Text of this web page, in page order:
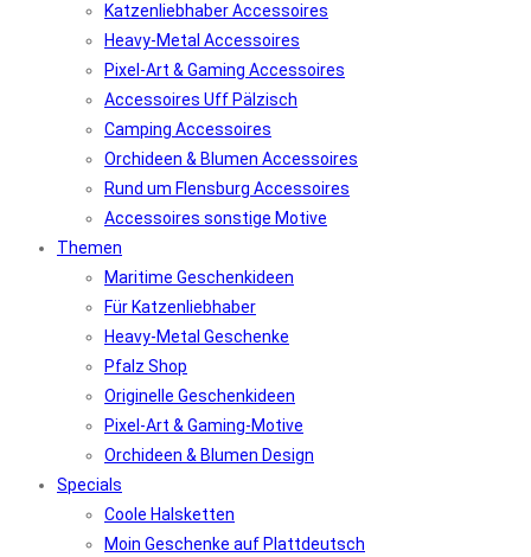
Katzenliebhaber Accessoires
Heavy-Metal Accessoires
Pixel-Art & Gaming Accessoires
Accessoires Uff Pälzisch
Camping Accessoires
Orchideen & Blumen Accessoires
Rund um Flensburg Accessoires
Accessoires sonstige Motive
Themen
Maritime Geschenkideen
Für Katzenliebhaber
Heavy-Metal Geschenke
Pfalz Shop
Originelle Geschenkideen
Pixel-Art & Gaming-Motive
Orchideen & Blumen Design
Specials
Coole Halsketten
Moin Geschenke auf Plattdeutsch